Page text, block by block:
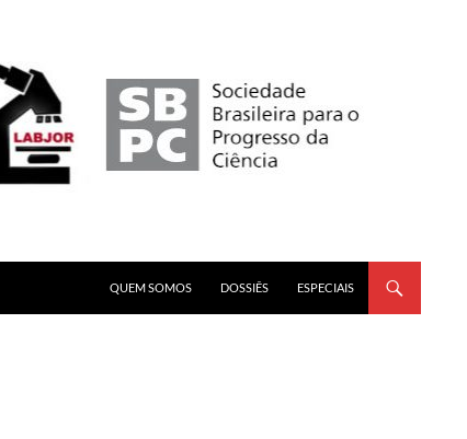
QUEM SOMOS
DOSSIÊS ESPECIAIS